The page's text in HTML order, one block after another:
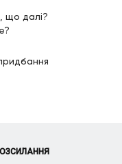
що далі?